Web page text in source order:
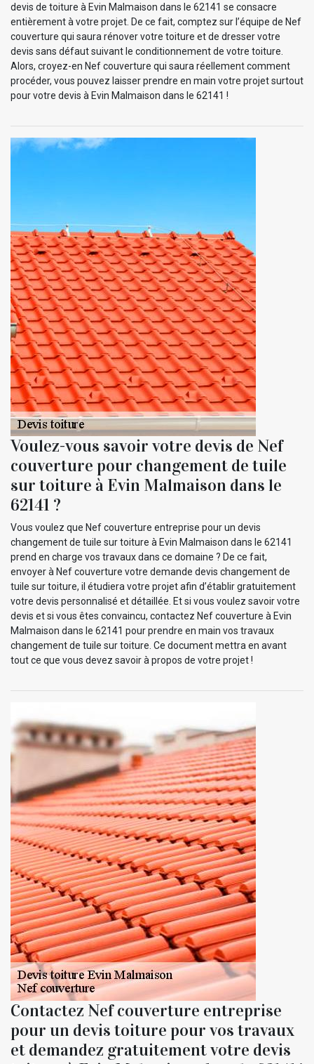
devis de toiture à Evin Malmaison dans le 62141 se consacre
entièrement à votre projet. De ce fait, comptez sur l’équipe de Nef
couverture qui saura rénover votre toiture et de dresser votre
devis sans défaut suivant le conditionnement de votre toiture.
Alors, croyez-en Nef couverture qui saura réellement comment
procéder, vous pouvez laisser prendre en main votre projet surtout
pour votre devis à Evin Malmaison dans le 62141 !
Voulez-vous savoir votre devis de Nef
couverture pour changement de tuile
sur toiture à Evin Malmaison dans le
62141 ?
Vous voulez que Nef couverture entreprise pour un devis
changement de tuile sur toiture à Evin Malmaison dans le 62141
prend en charge vos travaux dans ce domaine ? De ce fait,
envoyer à Nef couverture votre demande devis changement de
tuile sur toiture, il étudiera votre projet afin d’établir gratuitement
votre devis personnalisé et détaillée. Et si vous voulez savoir votre
devis et si vous êtes convaincu, contactez Nef couverture à Evin
Malmaison dans le 62141 pour prendre en main vos travaux
changement de tuile sur toiture. Ce document mettra en avant
tout ce que vous devez savoir à propos de votre projet !
Contactez Nef couverture entreprise
pour un devis toiture pour vos travaux
et demandez gratuitement votre devis